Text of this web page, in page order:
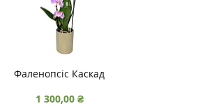
Фаленопсіс Каскад
Ціна
1 300,00 ₴